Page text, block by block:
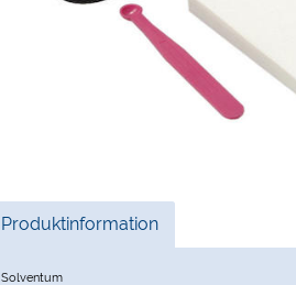
Current
Produktinformation
Solventum